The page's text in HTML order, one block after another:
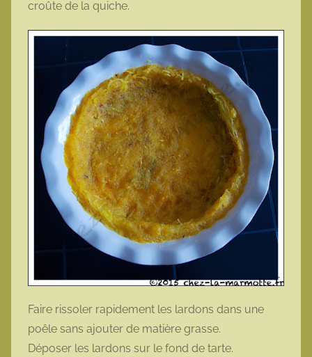
croûte de la quiche.
Faire rissoler rapidement les lardons dans une
poêle sans ajouter de matière grasse.
Déposer les lardons sur le fond de tarte.